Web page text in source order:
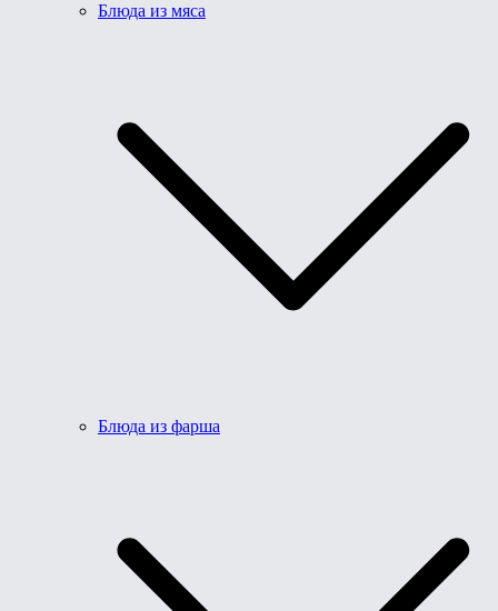
Блюда из мяса
Блюда из фарша